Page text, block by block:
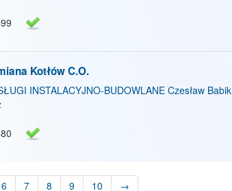
Kotłów C.O.
INSTALACYJNO-BUDOWLANE Czesław Babik
6 7 8 9 10 →